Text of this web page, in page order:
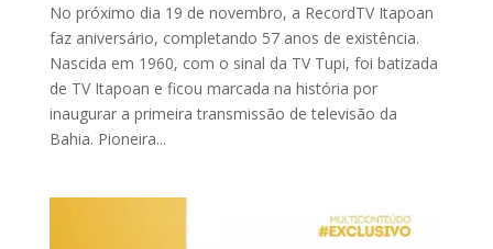
No próximo dia 19 de novembro, a RecordTV Itapoan
faz aniversário, completando 57 anos de existência.
Nascida em 1960, com o sinal da TV Tupi, foi batizada
de TV Itapoan e ficou marcada na história por
inaugurar a primeira transmissão de televisão da
Bahia. Pioneira...